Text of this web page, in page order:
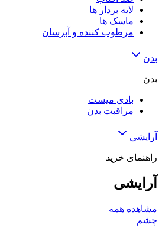
لایه‌ بردار ها
ماسک ها
مرطوب کننده و آبرسان
بدن
بدن
بادی میست
مراقبت بدن
آرایشی
راهنمای خرید
آرایشی
مشاهده همه
چشم